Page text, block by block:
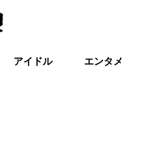
アイドル エンタメ